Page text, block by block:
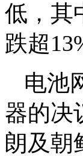
低，其
跌超
电池
器的决
朗及朝